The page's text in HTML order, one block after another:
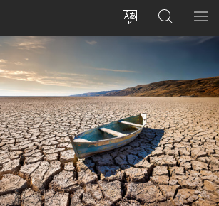
Soba
nding'a
Kota
(opens
Vavulula
muna